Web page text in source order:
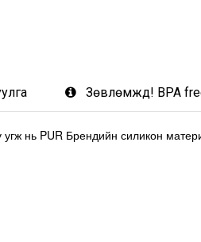
Зөвлөмжүүд! BPA
нь PUR Брендийн силикон